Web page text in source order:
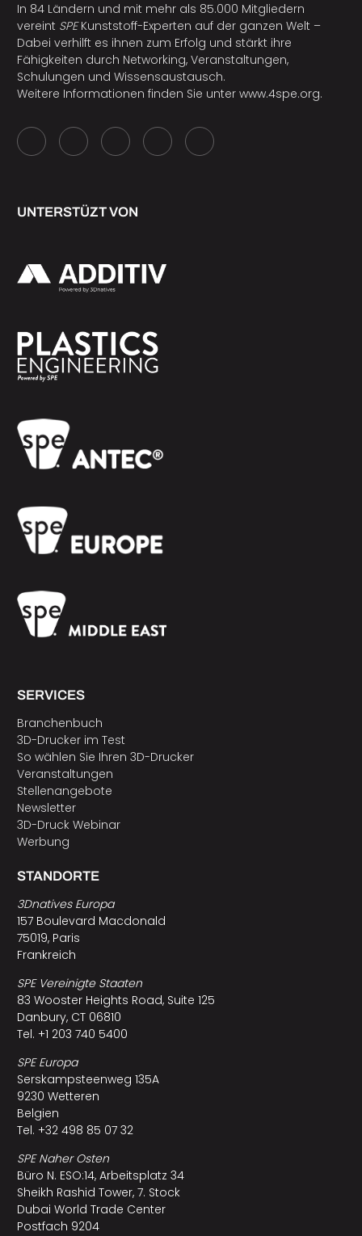
In 84 Ländern und mit mehr als 85.000 Mitgliedern
vereint SPEKunststoff-Experten auf der ganzen Welt –
Dabei verhilft es ihnen zum Erfolg und stärkt ihre
Fähigkeiten durch Networking, Veranstaltungen,
Schulungen und Wissensaustausch.
Weitere Informationen finden Sie unter www.4spe.org.
UNTERSTÜZT VON
SERVICES
Branchenbuch
3D-Drucker im Test
So wählen Sie Ihren 3D-Drucker
Veranstaltungen
Stellenangebote
Newsletter
3D-Druck Webinar
Werbung
STANDORTE
3Dnatives Europa
157 Boulevard Macdonald
75019, Paris
Frankreich
SPE Vereinigte Staaten
83 Wooster Heights Road, Suite 125
Danbury, CT 06810
Tel. +1 203 740 5400
SPE Europa
Serskampsteenweg 135A
9230 Wetteren
Belgien
Tel. +32 498 85 07 32
SPE Naher Osten
Büro N. ESO:14, Arbeitsplatz 34
Sheikh Rashid Tower, 7. Stock
Dubai World Trade Center
Postfach 9204